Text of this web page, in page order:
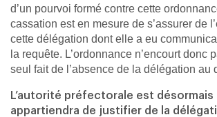
d’un pourvoi formé contre cette
cassation est en mesure de s’assurer de
cette délégation dont elle a eu
la requête. L’ordonnance n’encourt donc
seul fait de l’absence de la délégation au
L’autorité préfectorale est désormais
appartiendra de justifier de la